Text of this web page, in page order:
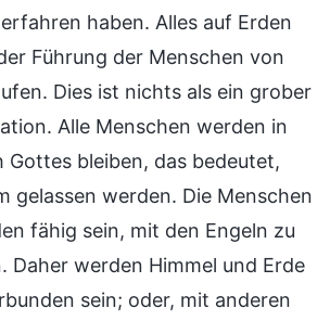
haben. Alles auf Erden
Führung der Menschen von
Dies ist nichts als ein grober
Alle Menschen werden in
Gottes bleiben, das bedeutet,
gelassen werden. Die Menschen
fähig sein, mit den Engeln zu
Daher werden Himmel und Erde
sein; oder, mit anderen